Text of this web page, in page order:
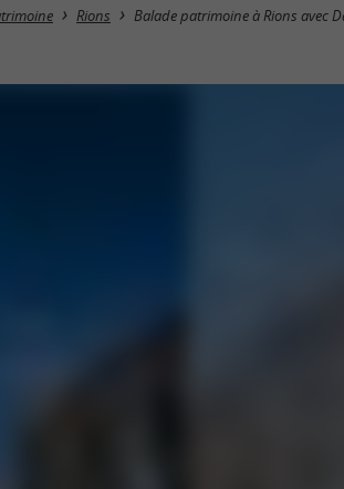
Rions Balade patrimoine à Rions avec